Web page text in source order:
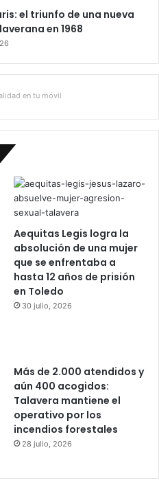
el triunfo de una nueva
en 1968
en tu móvil
Aequitas Legis logra la
absolución de una mujer
que se enfrentaba a
hasta 12 años de prisión
en Toledo
30 julio, 2026
Más de 2.000 atendidos y
aún 400 acogidos:
Talavera mantiene el
operativo por los
incendios forestales
28 julio, 2026